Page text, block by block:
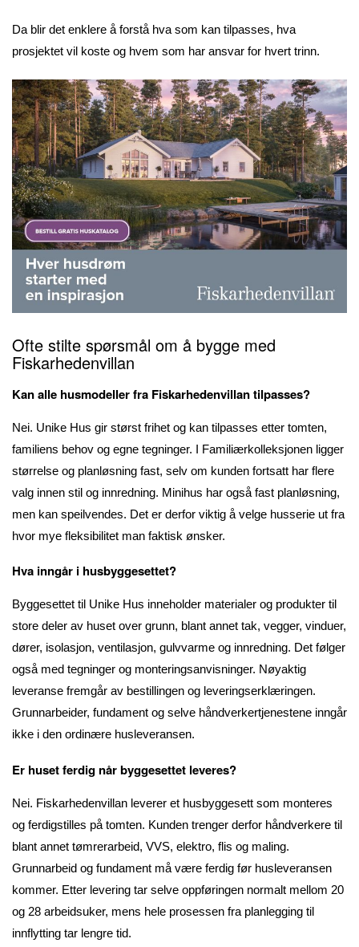
Da blir det enklere å forstå hva som kan tilpasses, hva
prosjektet vil koste og hvem som har ansvar for hvert trinn.
Ofte stilte spørsmål om å bygge med
Fiskarhedenvillan
Kan alle husmodeller fra Fiskarhedenvillan tilpasses?
Nei. Unike Hus gir størst frihet og kan tilpasses etter tomten,
familiens behov og egne tegninger. I Familiærkolleksjonen ligger
størrelse og planløsning fast, selv om kunden fortsatt har flere
valg innen stil og innredning. Minihus har også fast planløsning,
men kan speilvendes. Det er derfor viktig å velge husserie ut fra
hvor mye fleksibilitet man faktisk ønsker.
Hva inngår i husbyggesettet?
Byggesettet til Unike Hus inneholder materialer og produkter til
store deler av huset over grunn, blant annet tak, vegger, vinduer,
dører, isolasjon, ventilasjon, gulvvarme og innredning. Det følger
også med tegninger og monteringsanvisninger. Nøyaktig
leveranse fremgår av bestillingen og leveringserklæringen.
Grunnarbeider, fundament og selve håndverkertjenestene inngår
ikke i den ordinære husleveransen.
Er huset ferdig når byggesettet leveres?
Nei. Fiskarhedenvillan leverer et husbyggesett som monteres
og ferdigstilles på tomten. Kunden trenger derfor håndverkere til
blant annet tømrerarbeid, VVS, elektro, flis og maling.
Grunnarbeid og fundament må være ferdig før husleveransen
kommer. Etter levering tar selve oppføringen normalt mellom 20
og 28 arbeidsuker, mens hele prosessen fra planlegging til
innflytting tar lengre tid.